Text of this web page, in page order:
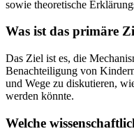
sowie theoretische
Was ist das primäre
Das Ziel ist es, die
Benachteiligung von
und Wege zu diskutieren,
werden könnte.
Welche